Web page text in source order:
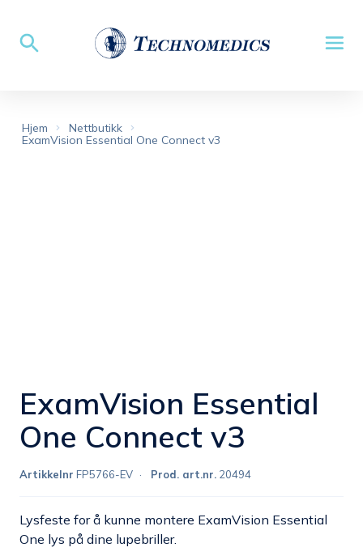
Hjem
Nettbutikk
ExamVision Essential One Connect v3
ExamVision Essential
One Connect v3
Artikkelnr FP5766-EV Prod. art.nr. 20494
Lysfeste for å kunne montere ExamVision Essential
One lys på dine lupebriller.